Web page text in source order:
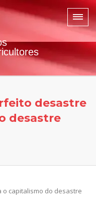
desastre
desastre
capitalismo do desastre